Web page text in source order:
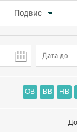
Подвис
OB BB HB